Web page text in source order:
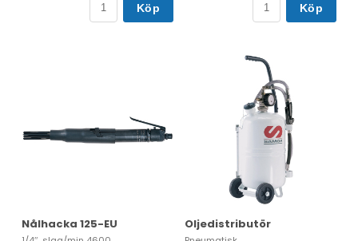
Köp Köp
Nålhacka 125-EU Oljedistributör